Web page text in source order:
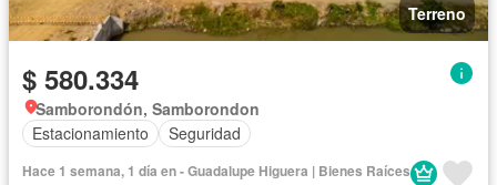
Terreno
$ 580.334
Samborondón, Samborondon
Estacionamiento
Seguridad
Hace 1 semana, 1 día en - Guadalupe Higuera | Bienes Raíces